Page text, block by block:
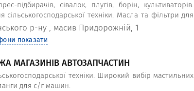
підбирачів, сівалок, плугів, борін, культиваторів.
сільськогосподарської техніки. Масла та фільтри для
р-ну , масив Придорожній, 1
показати
МАГАЗИНІВ АВТОЗАПЧАСТИН
техніки. Широкий вибір мастильних
для с/г машин.